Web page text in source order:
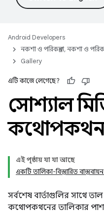
Android Developers
নকশা ও পরিকল্পনা, নকশা ও
Gallery
এটি কাজে লেগেছে?
সোশ্যাল
কথোপকথন
এই পৃষ্ঠায় যা যা আছে
একটি তালিকা-বিস্তারিত
সর্বশেষ বার্তাগুলির সাথে
কথোপকথনের তালিকার